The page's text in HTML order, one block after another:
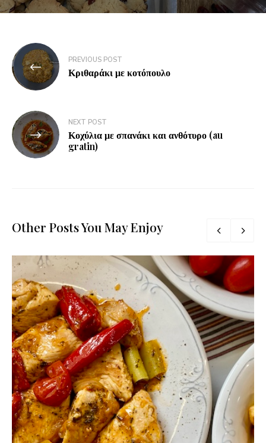
PREVIOUS POST
Κριθαράκι με κοτόπουλο
NEXT POST
Κοχύλια με σπανάκι και ανθότυρο (au
gratin)
Other Posts You May Enjoy